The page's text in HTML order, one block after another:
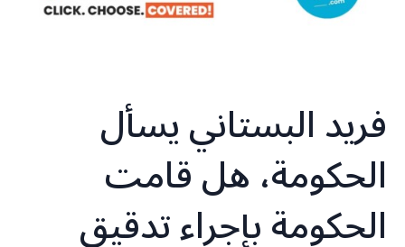
فريد البستاني يسأل
الحكومة، هل قامت
الحكومة بإجراء تدقيق